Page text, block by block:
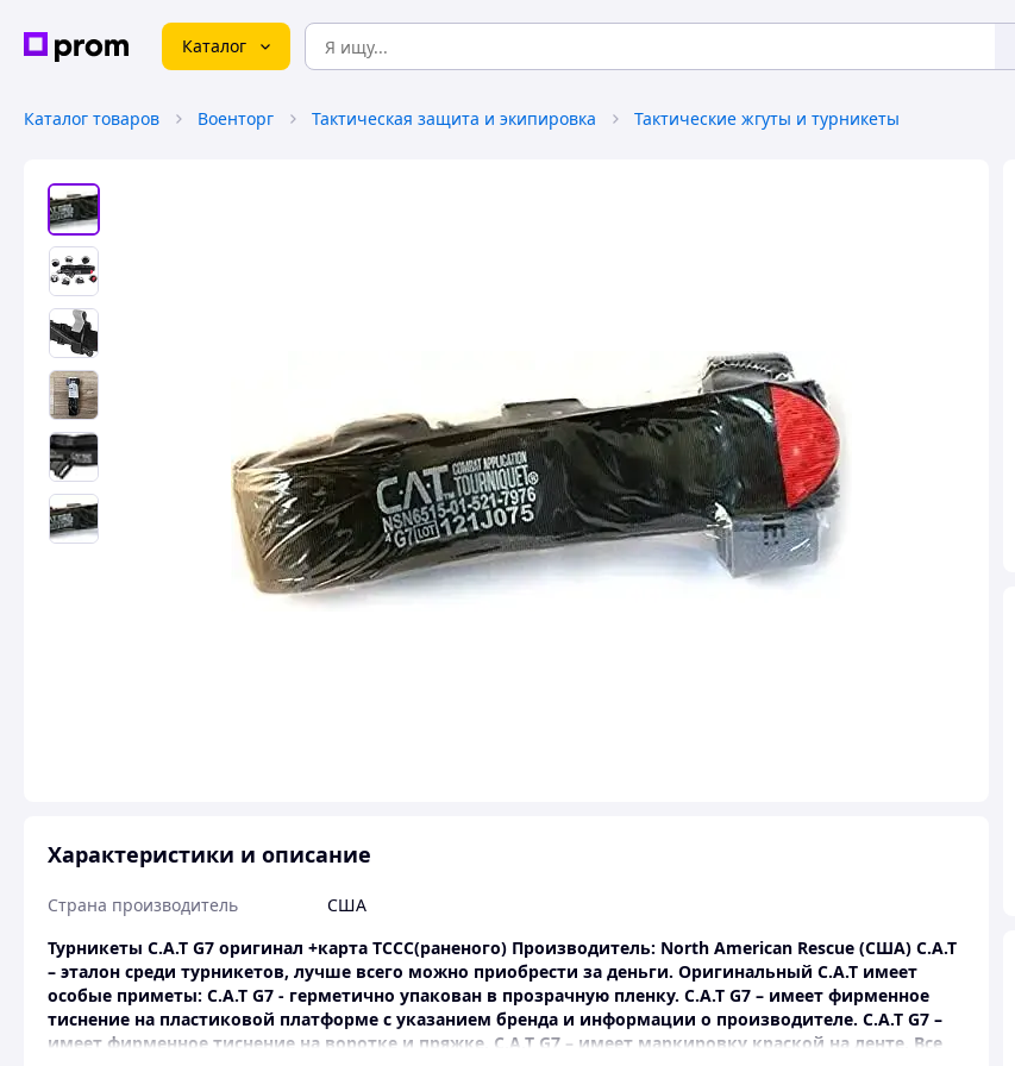
Каталог
Каталог товаров Военторг Тактическая защита и экипировка Тактические жгуты и турникеты
Характеристики и описание
Страна производитель
США
Турникеты C.A.T G7 оригинал +карта ТССС(раненого) Производитель: North American Rescue (США) C.A.T
– эталон среди турникетов, лучше всего можно приобрести за деньги. Оригинальный C.A.T имеет
особые приметы: C.A.T G7 - герметично упакован в прозрачную пленку. C.A.T G7 – имеет фирменное
тиснение на пластиковой платформе с указанием бренда и информации о производителе. C.A.T G7 –
имеет фирменное тиснение на воротке и пряжке. C.A.T G7 – имеет маркировку краской на ленте. Все